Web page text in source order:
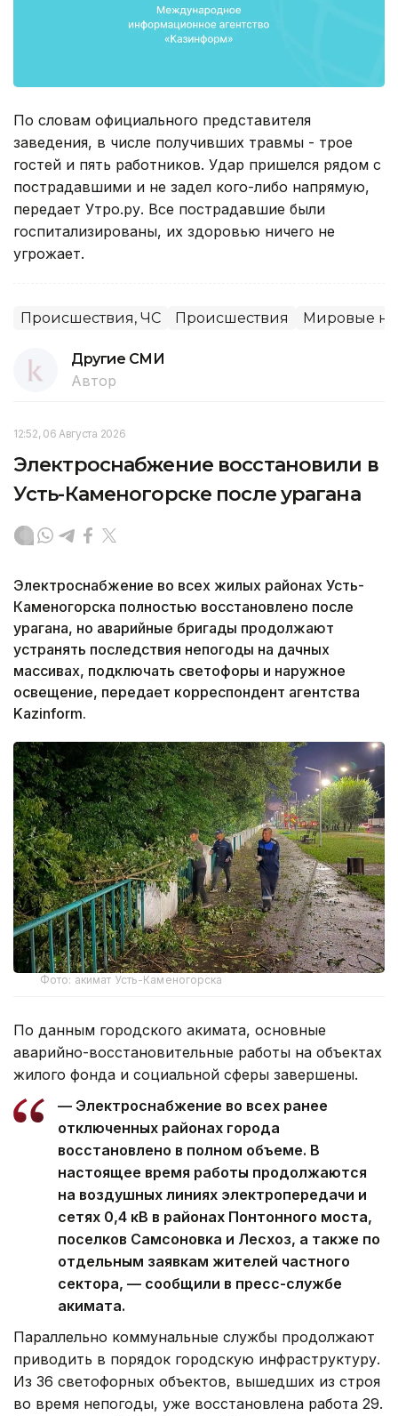
По словам официального представителя
заведения, в числе получивших травмы - трое
гостей и пять работников. Удар пришелся рядом с
пострадавшими и не задел кого-либо напрямую,
передает Утро.ру. Все пострадавшие были
госпитализированы, их здоровью ничего не
угрожает.
Происшествия, ЧС Происшествия Мировые
Другие СМИ
Автор
12:52, 06 Августа 2026
Электроснабжение восстановили в
Усть-Каменогорске после урагана
Электроснабжение во всех жилых районах Усть-
Каменогорска полностью восстановлено после
урагана, но аварийные бригады продолжают
устранять последствия непогоды на дачных
массивах, подключать светофоры и наружное
освещение, передает корреспондент агентства
Kazinform.
Фото: акимат Усть-Каменогорска
По данным городского акимата, основные
аварийно-восстановительные работы на объектах
жилого фонда и социальной сферы завершены.
— Электроснабжение во всех ранее
отключенных районах города
восстановлено в полном объеме. В
настоящее время работы продолжаются
на воздушных линиях электропередачи и
сетях 0,4 кВ в районах Понтонного моста,
поселков Самсоновка и Лесхоз, а также по
отдельным заявкам жителей частного
сектора, — сообщили в пресс-службе
акимата.
Параллельно коммунальные службы продолжают
приводить в порядок городскую инфраструктуру.
Из 36 светофорных объектов, вышедших из строя
во время непогоды, уже восстановлена работа 29.